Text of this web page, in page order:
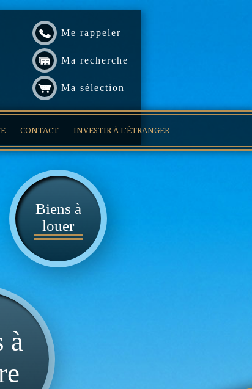
Me rappeler
Ma recherche
Ma sélection
CONTACT INVESTIR À L'ÉTRANGER
Biens à
louer
à